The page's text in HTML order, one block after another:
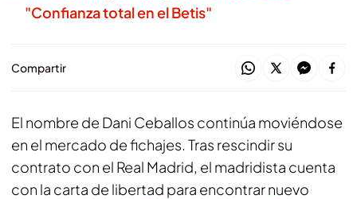
"Confianza total en el Betis"
Compartir
El nombre de Dani Ceballos continúa moviéndose
en el mercado de fichajes. Tras rescindir su
contrato con el Real Madrid, el madridista cuenta
con la carta de libertad para encontrar nuevo